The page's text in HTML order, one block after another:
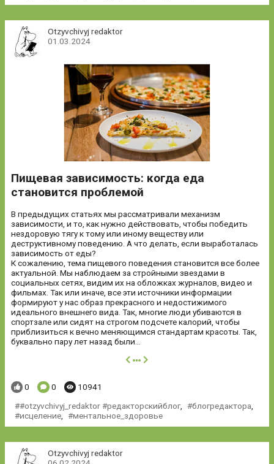
Otzyvchivyj redaktor
01.03.2024
Пищевая зависимость: когда еда
становится проблемой
В предыдущих статьях мы рассматривали механизм
зависимости, и то, как нужно действовать, чтобы победить
нездоровую тягу к тому или иному веществу или
деструктивному поведению. А что делать, если выработалась
зависимость от еды?
К сожалению, тема пищевого поведения становится все более
актуальной. Мы наблюдаем за стройными звездами в
социальных сетях, видим их на обложках журналов, видео и
фильмах. Так или иначе, все эти источники информации
формируют у нас образ прекрасного и недостижимого
идеального внешнего вида. Так, многие люди убиваются в
спортзале или сидят на строгом подсчете калорий, чтобы
приблизиться к вечно меняющимся стандартам красоты. Так,
буквально пару лет назад были...
далее
Понравилось:
0 Комментариев:
0 Просмотров:
10941
#otzyvchivyj_redaktor #редакторскийблог, блогредактора
исцеление, ментальное_здоровье
Otzyvchivyj redaktor